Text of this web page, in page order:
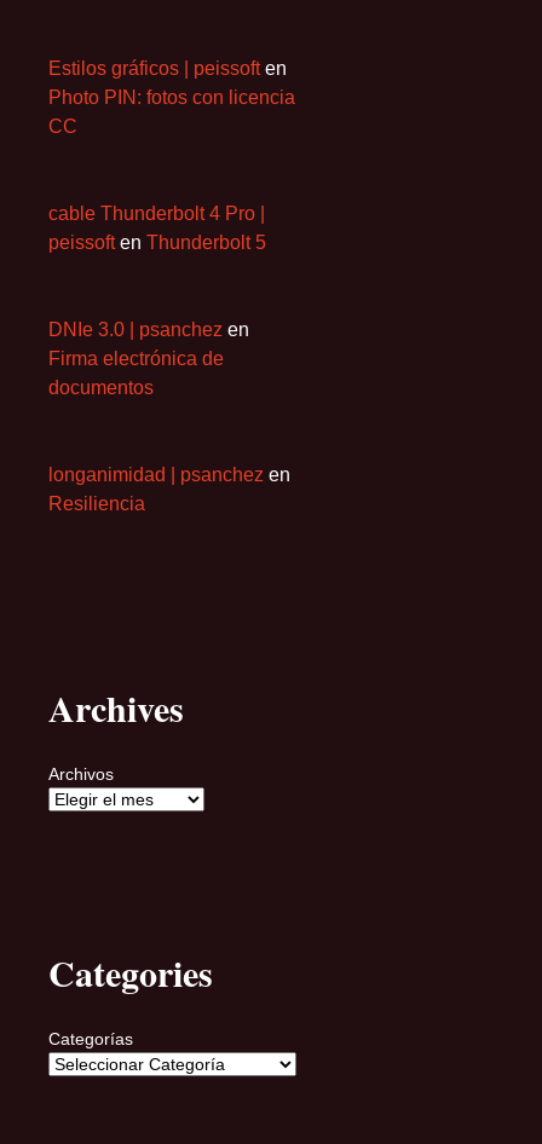
Estilos gráficos | peissoften
Photo PIN: fotos con licencia
CC
cable Thunderbolt 4 Pro |
peissoften Thunderbolt 5
DNIe 3.0 | psanchez en
Firma electrónica de
documentos
longanimidad | psanchez en
Resiliencia
Archives
Archivos
Categories
Categorías